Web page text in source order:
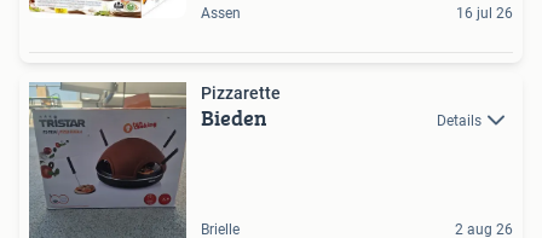
Assen 16 jul 26
Pizzarette
Bieden Details
Brielle 2 aug 26